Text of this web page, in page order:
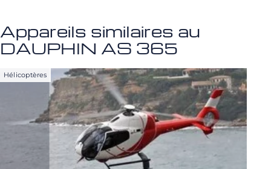
Appareils similaires au
DAUPHIN AS 365
Hélicoptères